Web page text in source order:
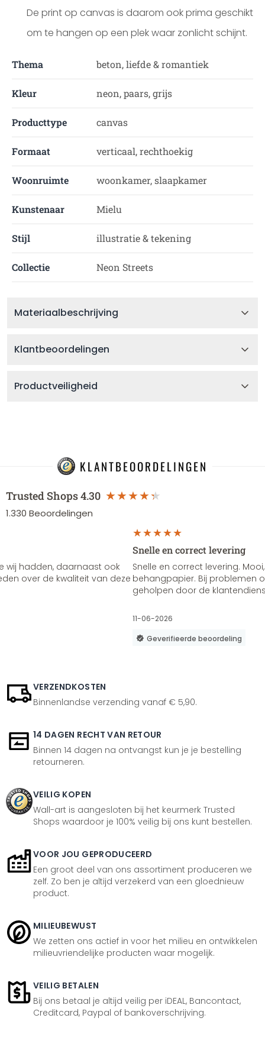
De print op canvas is daarom ook prima geschikt
om te hangen op een plek waar zonlicht schijnt.
Thema beton, liefde & romantiek
Kleur neon, paars, grijs
Producttype canvas
Formaat verticaal, rechthoekig
Woonruimte woonkamer, slaapkamer
Kunstenaar Mielu
Stijl illustratie & tekening
Collectie Neon Streets
Materiaalbeschrijving
Klantbeoordelingen
Productveiligheid
KLANTBEOORDELINGEN
Trusted Shops4.30
1.330 Beoordelingen
wij hadden, daarnaast ook
over de kwaliteit van deze
Snelle en correct levering
Snelle en correct levering.
behangpapier. Bij problemen
geholpen door de
11-06-2026
Geverifieerde beoordeling
VERZENDKOSTEN
Binnenlandse verzending vanaf € 5,90.
14 DAGEN RECHT VAN RETOUR
Binnen 14 dagen na ontvangst kun je je bestelling
retourneren.
VEILIG KOPEN
Wall-art is aangesloten bij het keurmerk Trusted
Shops waardoor je 100% veilig bij ons kunt bestellen.
VOOR JOU GEPRODUCEERD
Een groot deel van ons assortiment produceren we
zelf. Zo ben je altijd verzekerd van een gloednieuw
product.
MILIEUBEWUST
We zetten ons actief in voor het milieu en ontwikkelen
milieuvriendelijke producten waar mogelijk.
VEILIG BETALEN
Bij ons betaal je altijd veilig per iDEAL, Bancontact,
Creditcard, Paypal of bankoverschrijving.